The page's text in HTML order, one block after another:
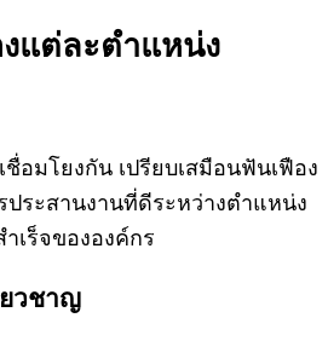
แต่ละตำแหน่ง
อมโยงกัน เปรียบเสมือนฟันเฟือง
ระสานงานที่ดีระหว่างตำแหน่ง
เร็จขององค์กร
วชาญ